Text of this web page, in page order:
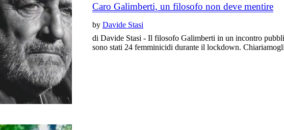
Caro Galimberti, un filosofo non deve mentire
byDavide Stasi
di Davide Stasi - Il filosofo Galimberti in un incontro
sono stati 24 femminicidi durante il lockdown.